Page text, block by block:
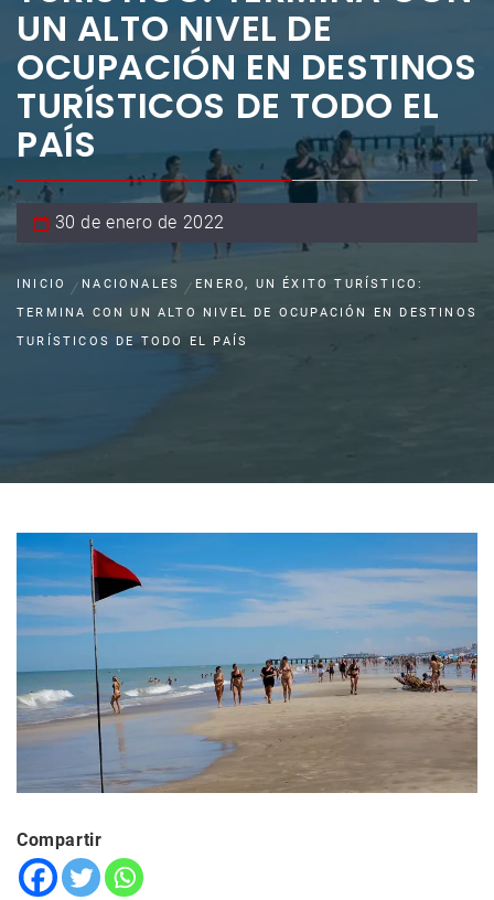
UN ALTO NIVEL DE
OCUPACIÓN EN DESTINOS
TURÍSTICOS DE TODO EL
PAÍS
30 de enero de 2022
INICIO NACIONALES
ENERO, UN ÉXITO TURÍSTICO:
TERMINA CON UN ALTO NIVEL DE OCUPACIÓN EN DESTINOS
TURÍSTICOS DE TODO EL PAÍS
Compartir